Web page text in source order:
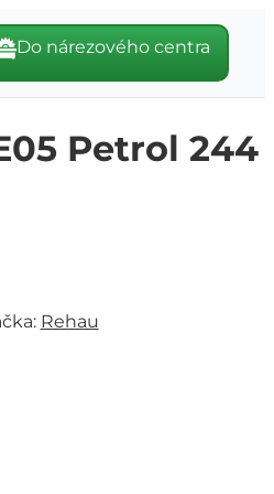
Do nárezového centra
Petrol 244
Rehau